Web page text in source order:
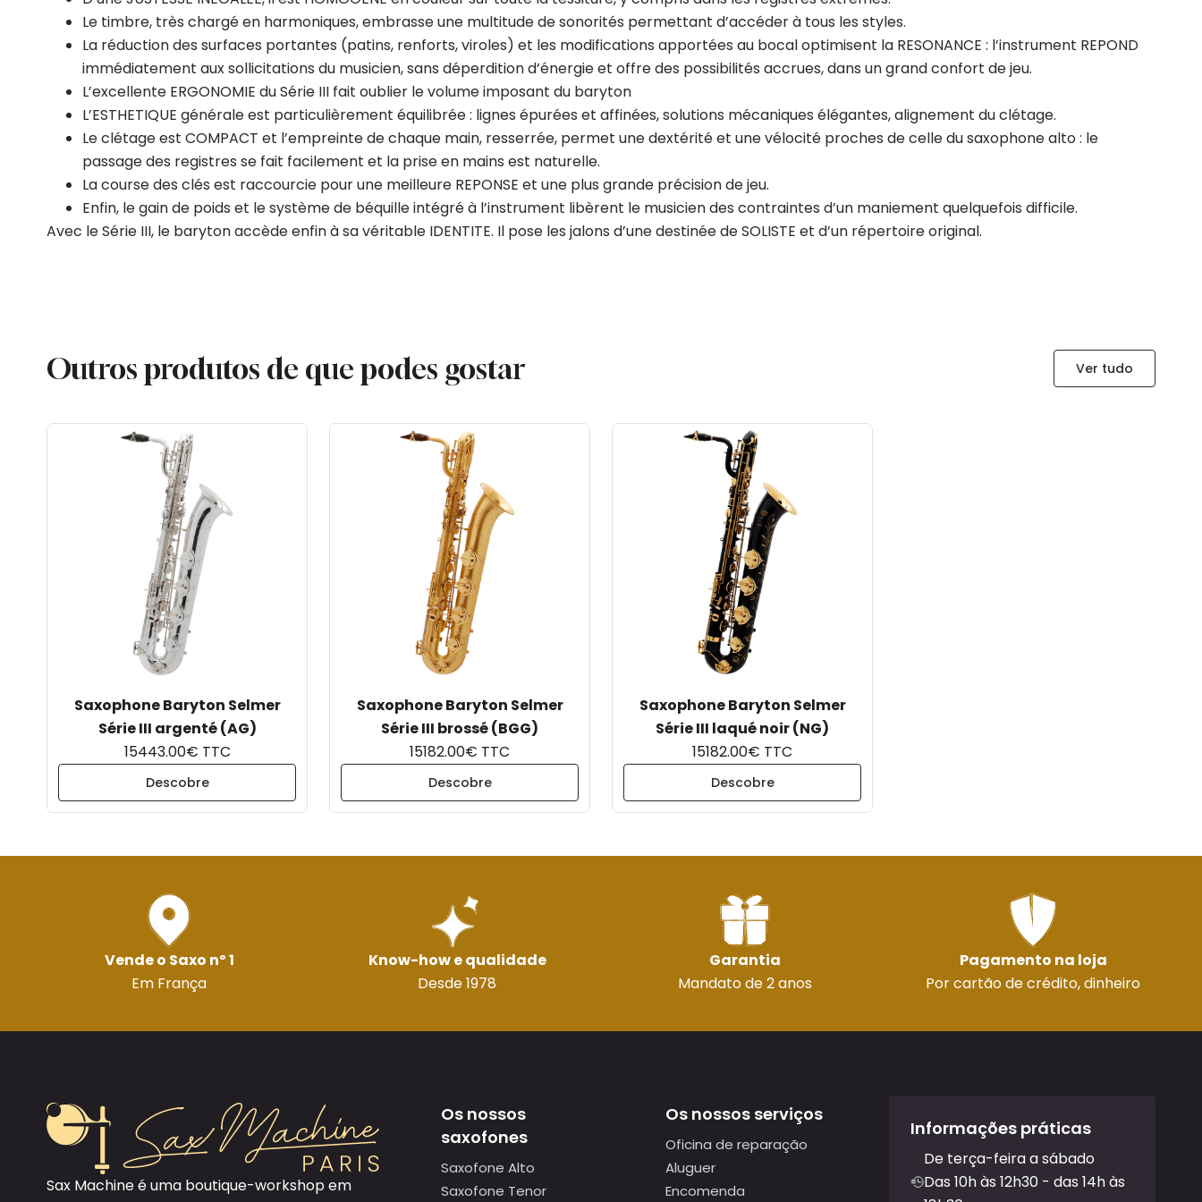
Le timbre, très chargé en harmoniques, embrasse une multitude de sonorités permettant d’accéder à tous les styles.
La réduction des surfaces portantes (patins, renforts, viroles) et les modifications apportées au bocal optimisent la RESONANCE : l’instrument REPOND
immédiatement aux sollicitations du musicien, sans déperdition d’énergie et offre des possibilités accrues, dans un grand confort de jeu.
L’excellente ERGONOMIE du Série III fait oublier le volume imposant du baryton
L’ESTHETIQUE générale est particulièrement équilibrée : lignes épurées et affinées, solutions mécaniques élégantes, alignement du clétage.
Le clétage est COMPACT et l’empreinte de chaque main, resserrée, permet une dextérité et une vélocité proches de celle du saxophone alto : le
passage des registres se fait facilement et la prise en mains est naturelle.
La course des clés est raccourcie pour une meilleure REPONSE et une plus grande précision de jeu.
Enfin, le gain de poids et le système de béquille intégré à l’instrument libèrent le musicien des contraintes d’un maniement quelquefois difficile.
Avec le Série III, le baryton accède enfin à sa véritable IDENTITE. Il pose les jalons d’une destinée de SOLISTE et d’un répertoire original.
Outros produtos de que podes gostar Ver tudo
Saxophone Baryton Selmer
Série III argenté (AG)
15443.00€ TTC
Descobre
Saxophone Baryton Selmer
Série III brossé (BGG)
15182.00€ TTC
Descobre
Saxophone Baryton Selmer
Série III laqué noir (NG)
15182.00€ TTC
Descobre
Vende o Saxo nº 1
Em França
Know-how e qualidade
Desde 1978
Garantia
Mandato de 2 anos
Pagamento na loja
Por cartão de crédito, dinheiro
Sax Machine é uma boutique-workshop em
Os nossos
saxofones
Saxofone Alto
Saxofone Tenor
Os nossos serviços
Oficina de reparação
Aluguer
Encomenda
Informações práticas
De terça-feira a sábado
Das 10h às 12h30 - das 14h às